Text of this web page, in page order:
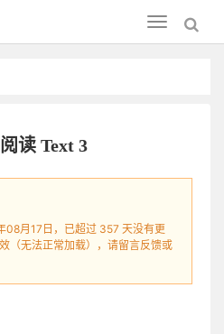
Toggle
navigation
读 Text 3
08月17日，已超过 357 天没有更
（无法正常加载），请留言反馈或